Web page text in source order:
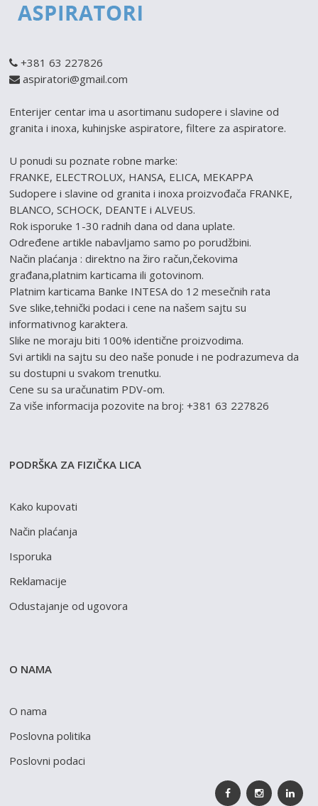
+381 63 227826
aspiratori@gmail.com
Enterijer centar ima u asortimanu sudopere i slavine od
granita i inoxa, kuhinjske aspiratore, filtere za aspiratore.
U ponudi su poznate robne marke:
FRANKE, ELECTROLUX, HANSA, ELICA, MEKAPPA
Sudopere i slavine od granita i inoxa proizvođača FRANKE,
BLANCO, SCHOCK, DEANTE i ALVEUS.
Rok isporuke 1-30 radnih dana od dana uplate.
Određene artikle nabavljamo samo po porudžbini.
Način plaćanja : direktno na žiro račun,čekovima
građana,platnim karticama ili gotovinom.
Platnim karticama Banke INTESA do 12 mesečnih rata
Sve slike,tehnički podaci i cene na našem sajtu su
informativnog karaktera.
Slike ne moraju biti 100% identične proizvodima.
Svi artikli na sajtu su deo naše ponude i ne podrazumeva da
su dostupni u svakom trenutku.
Cene su sa uračunatim PDV-om.
Za više informacija pozovite na broj: +381 63 227826
PODRŠKA ZA FIZIČKA LICA
Kako kupovati
Način plaćanja
Isporuka
Reklamacije
Odustajanje od ugovora
O NAMA
O nama
Poslovna politika
Poslovni podaci